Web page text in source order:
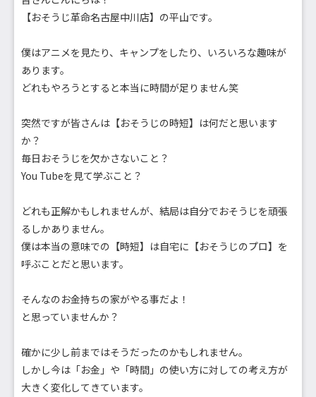
【おそうじ革命名古屋中川店】の平山です。
僕はアニメを見たり、キャンプをしたり、いろいろな趣味が
あります。
どれもやろうとすると本当に時間が足りません笑
突然ですが皆さんは【おそうじの時短】は何だと思います
か？
毎日おそうじを欠かさないこと？
You Tubeを見て学ぶこと？
どれも正解かもしれませんが、結局は自分でおそうじを頑張
るしかありません。
僕は本当の意味での【時短】は自宅に【おそうじのプロ】を
呼ぶことだと思います。
そんなのお金持ちの家がやる事だよ！
と思っていませんか？
確かに少し前まではそうだったのかもしれません。
しかし今は「お金」や「時間」の使い方に対しての考え方が
大きく変化してきています。